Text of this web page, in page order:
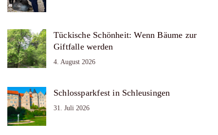
Tückische Schönheit: Wenn Bäume zur
Giftfalle werden
4. August 2026
Schlossparkfest in Schleusingen
31. Juli 2026